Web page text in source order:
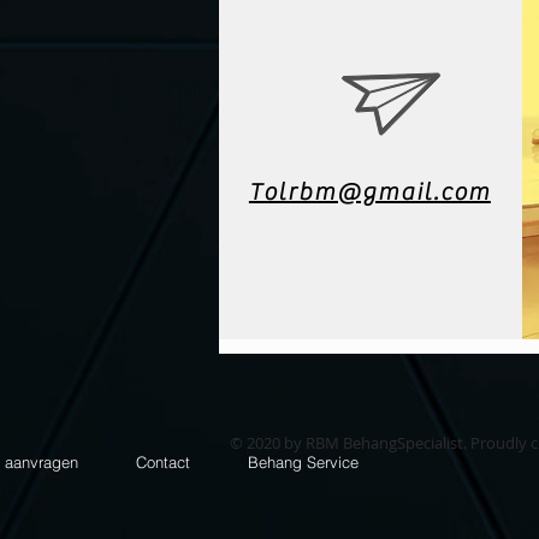
Tolrbm@gmail.com
© 2020 by RBM BehangSpecialist. Proudly
aanvragen Contact Behang Service